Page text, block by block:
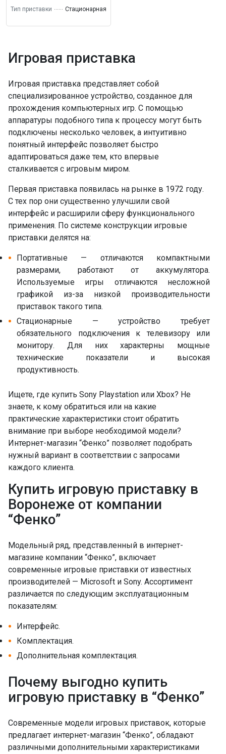
Игровая приставка
Игровая приставка представляет собой
специализированное устройство, созданное для
прохождения компьютерных игр. С помощью
аппаратуры подобного типа к процессу могут быть
подключены несколько человек, а интуитивно
понятный интерфейс позволяет быстро
адаптироваться даже тем, кто впервые
сталкивается с игровым миром.
Первая приставка появилась на рынке в 1972 году.
С тех пор они существенно улучшили свой
интерфейс и расширили сферу функционального
применения. По системе конструкции игровые
приставки делятся на:
Портативные — отличаются компактными
размерами, работают от аккумулятора.
Используемые игры отличаются несложной
графикой из-за низкой производительности
приставок такого типа.
Стационарные — устройство требует
обязательного подключения к телевизору или
монитору. Для них характерны мощные
технические показатели и высокая
продуктивность.
Ищете, где купить Sony Playstation или Xbox? Не
знаете, к кому обратиться или на какие
практические характеристики стоит обратить
внимание при выборе необходимой модели?
Интернет-магазин “Фенко” позволяет подобрать
нужный вариант в соответствии с запросами
каждого клиента.
Купить игровую приставку в
Воронеже от компании
“Фенко”
Модельный ряд, представленный в интернет-
магазине компании “Фенко”, включает
современные игровые приставки от известных
производителей — Microsoft и Sony. Ассортимент
различается по следующим эксплуатационным
показателям:
Интерфейс.
Комплектация.
Дополнительная комплектация.
Почему выгодно купить
игровую приставку в “Фенко”
Современные модели игровых приставок, которые
предлагает интернет-магазин “Фенко”, обладают
различными дополнительными характеристиками
Тип приставки
Стационарная